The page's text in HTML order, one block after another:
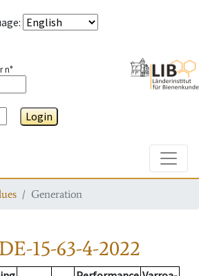
:
n°
Login
Generation
DE-15-63-4-2022